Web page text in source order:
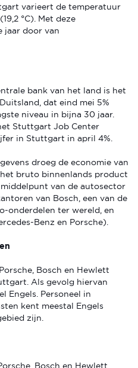
varieert de temperatuur
°C). Met deze
jaar door van
bank van het land is het
dat eind mei 5%
niveau in bijna 30 jaar.
Stuttgart Job Center
in Stuttgart in april 4%.
droeg de economie van
het bruto binnenlands product
van de autosector
van Bosch, een van de
onderdelen ter wereld, en
Benz en Porsche).
Bosch en Hewlett
Als gevolg hiervan
Engels. Personeel in
kent meestal Engels
zijn.
Bosch en Hewlett